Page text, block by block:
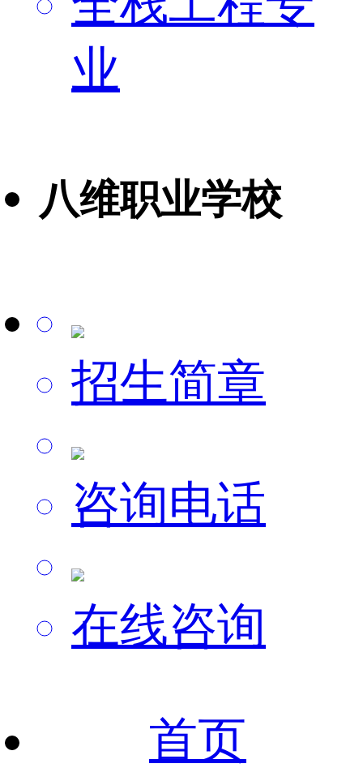
业
八维职业学校
招生简章
咨询电话
在线咨询
首页